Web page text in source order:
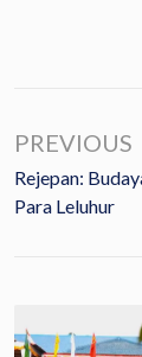
PREVIOUS
Rejepan:
Para Leluhur